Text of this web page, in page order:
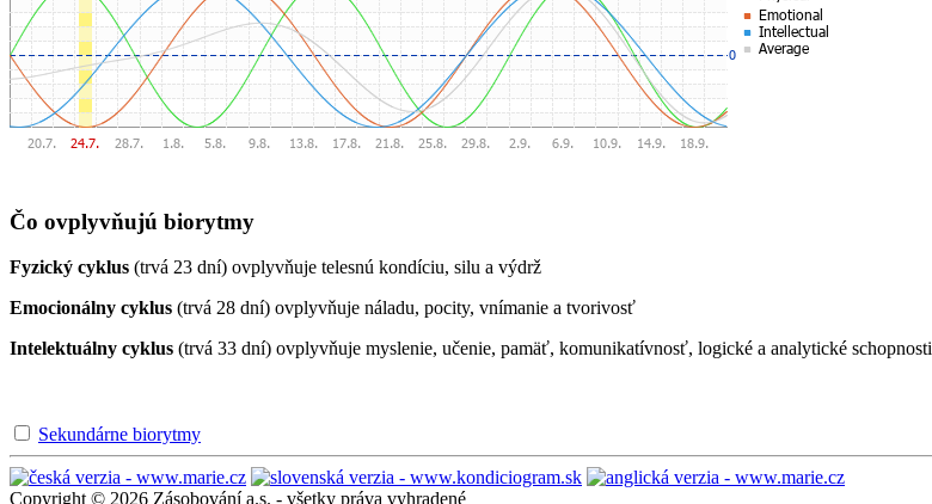
Čo ovplyvňujú biorytmy
Fyzický cyklus (trvá 23 dní) ovplyvňuje telesnú kondíciu, silu a výdrž
Emocionálny cyklus (trvá 28 dní) ovplyvňuje náladu, pocity, vnímanie a tvorivosť
Intelektuálny cyklus (trvá 33 dní) ovplyvňuje myslenie, učenie, pamäť, komunikatívnosť, logické a analytické schopnosti
Sekundárne biorytmy
Copyright © 2026 Zásobování a.s. - všetky práva vyhradené